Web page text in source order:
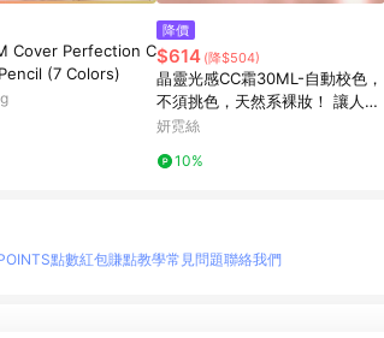
Cover Perfection C
(7 Colors)
降價
$614 (降$504)
晶靈光感CC霜30ML-自動校色，
不須挑色，天然系裸妝！ 讓人羨
慕的光透肌 注意：買1送1組合請
妍霓絲
10%
點數紅包賺點教學常見問題聯絡我們